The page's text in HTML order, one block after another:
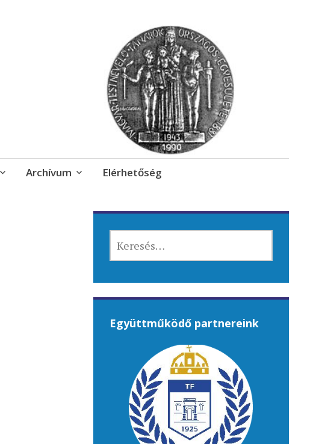
Archívum Elérhetőség
Együttműködő partnereink